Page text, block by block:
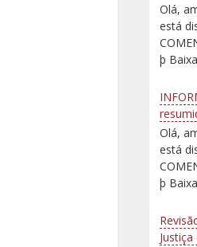
Olá,
está
þ
Olá,
está
þ